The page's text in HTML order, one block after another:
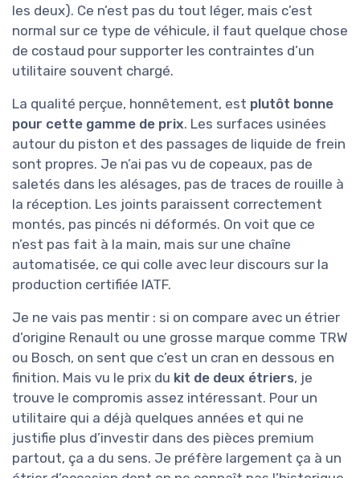
les deux). Ce n’est pas du tout léger, mais c’est
normal sur ce type de véhicule, il faut quelque chose
de costaud pour supporter les contraintes d’un
utilitaire souvent chargé.
La qualité perçue, honnêtement, est plutôt bonne
pour cette gamme de prix. Les surfaces usinées
autour du piston et des passages de liquide de frein
sont propres. Je n’ai pas vu de copeaux, pas de
saletés dans les alésages, pas de traces de rouille à
la réception. Les joints paraissent correctement
montés, pas pincés ni déformés. On voit que ce
n’est pas fait à la main, mais sur une chaîne
automatisée, ce qui colle avec leur discours sur la
production certifiée IATF.
Je ne vais pas mentir : si on compare avec un étrier
d’origine Renault ou une grosse marque comme TRW
ou Bosch, on sent que c’est un cran en dessous en
finition. Mais vu le prix du kit de deux étriers, je
trouve le compromis assez intéressant. Pour un
utilitaire qui a déjà quelques années et qui ne
justifie plus d’investir dans des pièces premium
partout, ça a du sens. Je préfère largement ça à un